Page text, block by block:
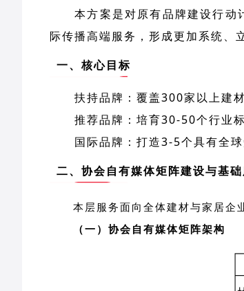
本方案是对原有品牌建设行动
际传播高端服务，形成更加系统、
一、核心目标
扶持品牌：覆盖300家以上建
推荐品牌：培育30-50个行业
国际品牌：打造3-5个具有全
二、协会自有媒体矩阵建设与基
本层服务面向全体建材与家居企
（一）协会自有媒体矩阵架构